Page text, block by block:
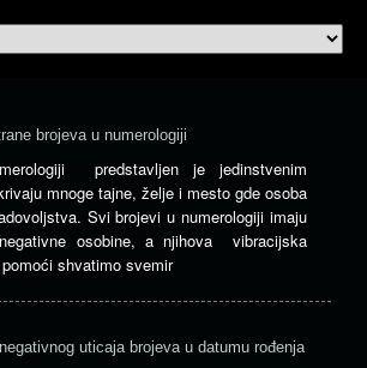
brojeva u numerologiji
predstavljen je jedinstvenim
mnoge tajne, želje i mesto gde osoba
Svi brojevi u numerologiji imaju
osobine, a njihova vibracijska
shvatimo svemir
uticaja brojeva u datumu rođenja